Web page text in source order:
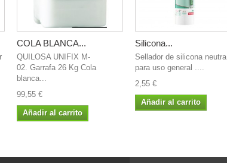
COLA BLANCA...
QUILOSA UNIFIX M-
02. Garrafa 26 Kg Cola
blanca...
99,55 €
Añadir al carrito
Silicona...
Sellador de silicona neutra
para uso general ....
2,55 €
Añadir al carrito